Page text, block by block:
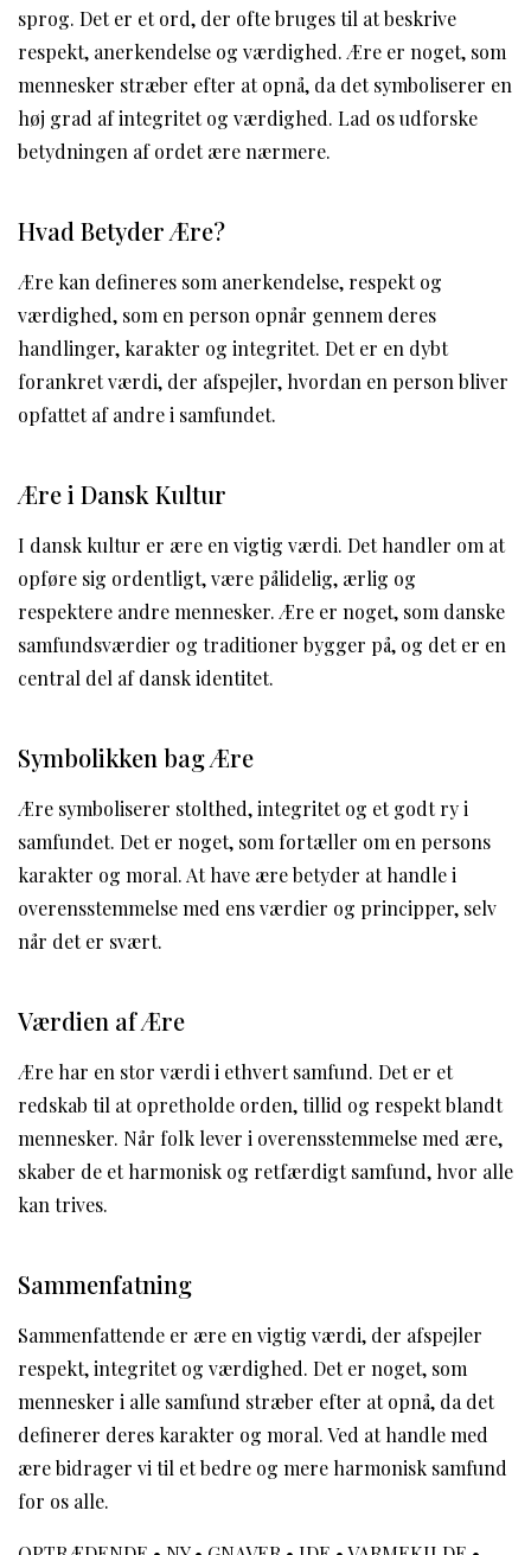
sprog. Det er et ord, der ofte bruges til at beskrive
respekt, anerkendelse og værdighed. Ære er noget, som
mennesker stræber efter at opnå, da det symboliserer en
høj grad af integritet og værdighed. Lad os udforske
betydningen af ordet ære nærmere.
Hvad Betyder Ære?
Ære kan defineres som anerkendelse, respekt og
værdighed, som en person opnår gennem deres
handlinger, karakter og integritet. Det er en dybt
forankret værdi, der afspejler, hvordan en person bliver
opfattet af andre i samfundet.
Ære i Dansk Kultur
I dansk kultur er ære en vigtig værdi. Det handler om at
opføre sig ordentligt, være pålidelig, ærlig og
respektere andre mennesker. Ære er noget, som danske
samfundsværdier og traditioner bygger på, og det er en
central del af dansk identitet.
Symbolikken bag Ære
Ære symboliserer stolthed, integritet og et godt ry i
samfundet. Det er noget, som fortæller om en persons
karakter og moral. At have ære betyder at handle i
overensstemmelse med ens værdier og principper, selv
når det er svært.
Værdien af Ære
Ære har en stor værdi i ethvert samfund. Det er et
redskab til at opretholde orden, tillid og respekt blandt
mennesker. Når folk lever i overensstemmelse med ære,
skaber de et harmonisk og retfærdigt samfund, hvor alle
kan trives.
Sammenfatning
Sammenfattende er ære en vigtig værdi, der afspejler
respekt, integritet og værdighed. Det er noget, som
mennesker i alle samfund stræber efter at opnå, da det
definerer deres karakter og moral. Ved at handle med
ære bidrager vi til et bedre og mere harmonisk samfund
for os alle.